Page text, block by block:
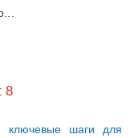
ключевые шаги для